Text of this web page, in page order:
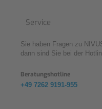
Service
Sie haben Fragen zu
dann sind Sie bei der
Beratungshotline
+49 7262 9191-955